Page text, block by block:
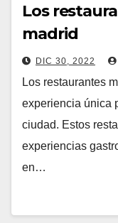
Los
madrid
DIC 30, 2022
Los restaurantes
experiencia única
ciudad. Estos
experiencias
en…